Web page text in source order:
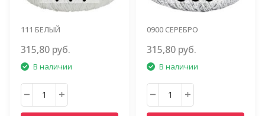
111 БЕЛЫЙ
315,80 руб.
В наличии
0900 СЕРЕБРО
315,80 руб.
В наличии